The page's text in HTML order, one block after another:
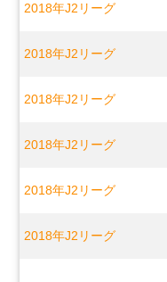
2018年J2リーグ
2018年J2リーグ
2018年J2リーグ
2018年J2リーグ
2018年J2リーグ
2018年J2リーグ